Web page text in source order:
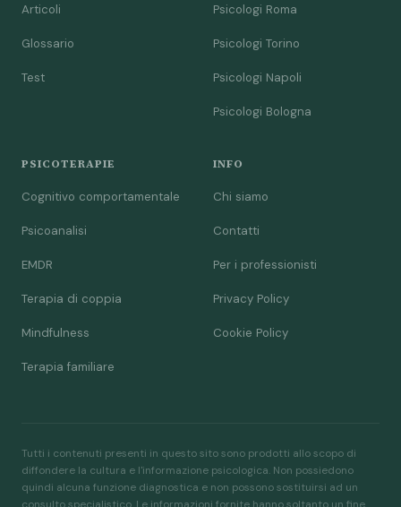
Articoli
Glossario
Test
Psicologi Roma
Psicologi Torino
Psicologi Napoli
Psicologi Bologna
PSICOTERAPIE
Cognitivo comportamentale
Psicoanalisi
EMDR
Terapia di coppia
Mindfulness
Terapia familiare
INFO
Chi siamo
Contatti
Per i professionisti
Privacy Policy
Cookie Policy
Tutti i contenuti presenti in questo sito sono prodotti allo scopo di
diffondere la cultura e l'informazione psicologica. Non possiedono
quindi alcuna funzione diagnostica e non possono sostituirsi ad un
consulto specialistico. Le informazioni fornite hanno soltanto un fine